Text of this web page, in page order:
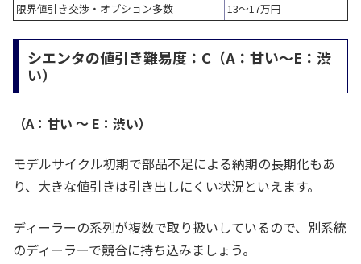
限界値引き交渉・オプション多数
13～17万円
シエンタの値引き難易度：C（A：甘い～E：渋
い）
（A：甘い ～ E：渋い）
モデルサイクル初期で部品不足による納期の長期化もあ
り、大きな値引きは引き出しにくい状況といえます。
ディーラーの系列が複数で取り扱いしているので、別系統
のディーラーで競合に持ち込みましょう。